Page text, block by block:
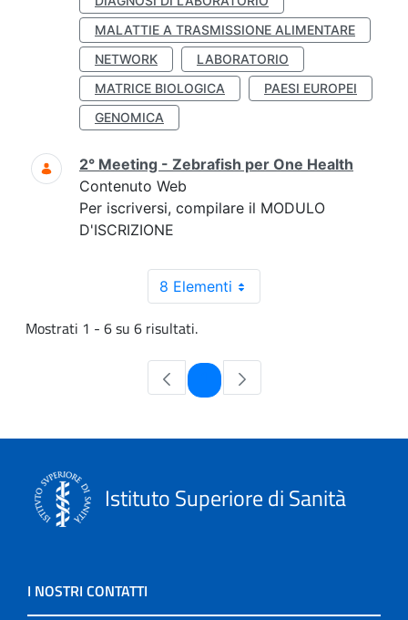
MALATTIE A TRASMISSIONE ALIMENTARE
NETWORK
LABORATORIO
MATRICE BIOLOGICA
PAESI EUROPEI
GENOMICA
2° Meeting - Zebrafish per One Health
Contenuto Web
Per iscriversi, compilare il MODULO
D'ISCRIZIONE
8 Elementi
Mostrati 1 - 6 su 6 risultati.
Pagina
Istituto Superiore di Sanità
I NOSTRI CONTATTI